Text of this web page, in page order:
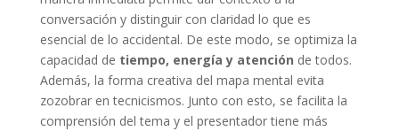
conversación y distinguir con claridad lo que es
esencial de lo accidental. De este modo, se optimiza la
capacidad de tiempo, energía y atención de todos.
Además, la forma creativa del mapa mental evita
zozobrar en tecnicismos. Junto con esto, se facilita la
comprensión del tema y el presentador tiene más